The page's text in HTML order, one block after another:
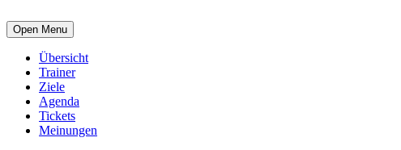
Open Menu
Übersicht
Trainer
Ziele
Agenda
Tickets
Meinungen